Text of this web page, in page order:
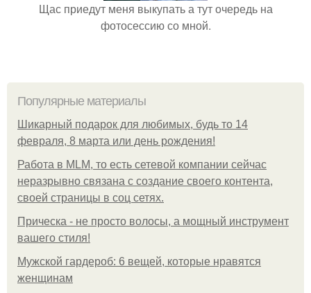
Щас приедут меня выкупать а тут очередь на
фотосессию со мной.
Популярные материалы
Шикарный подарок для любимых, будь то 14
февраля, 8 марта или день рождения!
Работа в MLM, то есть сетевой компании сейчас
неразрывно связана с создание своего контента,
своей страницы в соц сетях.
Прическа - не просто волосы, а мощный инструмент
вашего стиля!
Мужской гардероб: 6 вещей, которые нравятся
женщинам